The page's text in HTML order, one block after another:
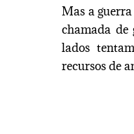
Mas a
chamada de
lados
recursos de